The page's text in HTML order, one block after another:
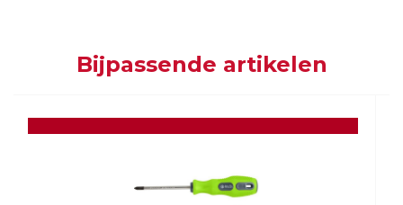
Bijpassende artikelen